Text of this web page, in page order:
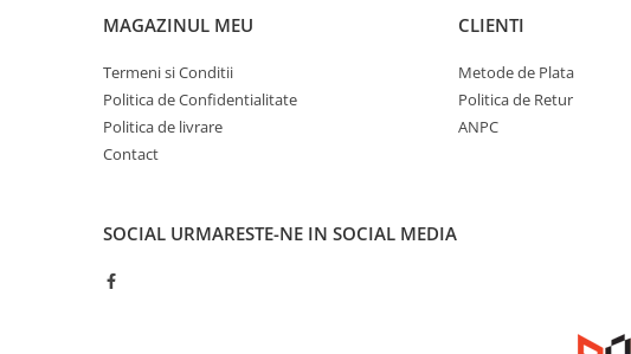
dds zirconia® t-preshaded
Disc Nano Compozit
Disc PMMA Eldy Plus
Echipamente Laborator
MAGAZINUL MEU
Termeni si Conditii
Politica de Confidentialitate
Politica de livrare
Contact
CLIENTI
Metode de Plata
Politica de Retur
ANPC
SOCIAL URMARESTE-NE IN SOCIAL MEDIA